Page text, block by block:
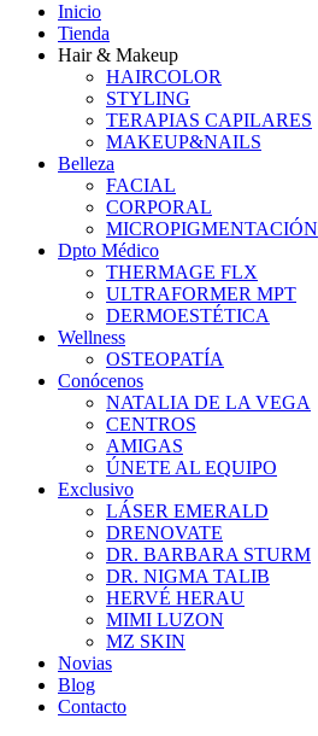
Inicio
Tienda
Hair & Makeup
HAIRCOLOR
STYLING
TERAPIAS CAPILARES
MAKEUP&NAILS
Belleza
FACIAL
CORPORAL
MICROPIGMENTACIÓN
Dpto Médico
THERMAGE FLX
ULTRAFORMER MPT
DERMOESTÉTICA
Wellness
OSTEOPATÍA
Conócenos
NATALIA DE LA VEGA
CENTROS
AMIGAS
ÚNETE AL EQUIPO
Exclusivo
LÁSER EMERALD
DRENOVATE
DR. BARBARA STURM
DR. NIGMA TALIB
HERVÉ HERAU
MIMI LUZON
MZ SKIN
Novias
Blog
Contacto